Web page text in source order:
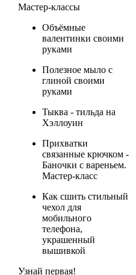
Мастер-классы
Объёмные
валентинки своими
руками
Полезное мыло с
глиной своими
руками
Тыква - тильда на
Хэллоуин
Прихватки
связанные крючком -
Баночки с вареньем.
Мастер-класс
Как сшить стильный
чехол для
мобильного
телефона,
украшенный
вышивкой
Узнай первая!